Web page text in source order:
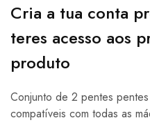
Cria a tua conta
teres acesso aos
produto
Conjunto de 2 pentes
compatíveis com todas as